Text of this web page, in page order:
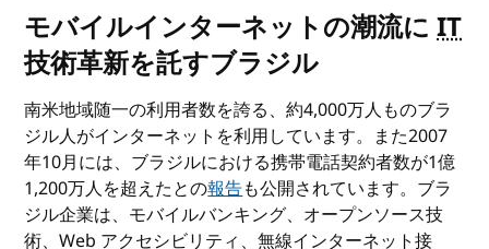
モバイルインターネットの潮流にIT
技術革新を託すブラジル
南米地域随一の利用者数を誇る、約4,000万人ものブラ
ジル人がインターネットを利用しています。また2007
年10月には、ブラジルにおける携帯電話契約者数が1億
1,200万人を超えたとの報告も公開されています。ブラ
ジル企業は、モバイルバンキング、オープンソース技
術、Web アクセシビリティ、無線インターネット接